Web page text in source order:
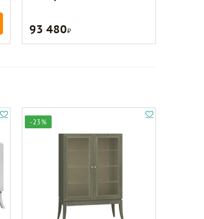
93 480Р
-23%